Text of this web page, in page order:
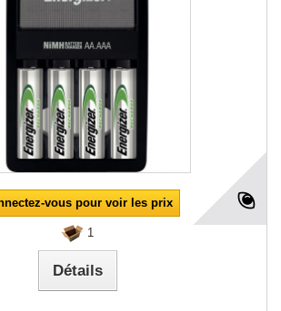
vous pour voir les prix
1
Détails